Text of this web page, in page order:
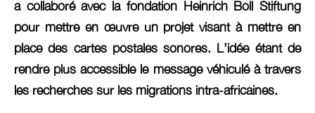
a collaboré avec la fondation Heinrich Boll Stiftung
pour mettre en œuvre un projet visant à mettre en
place des cartes postales sonores. L’idée étant de
rendre plus accessible le message véhiculé à travers
les recherches sur les migrations intra-africaines.